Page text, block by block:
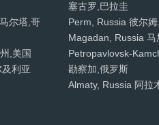
尔塔,哥
,美国
利亚
塞古罗,巴拉圭
Perm, Russia 彼尔
Magadan, Russia 马
Petropavlovsk-
勘察加,俄罗斯
Almaty, Russia 阿拉